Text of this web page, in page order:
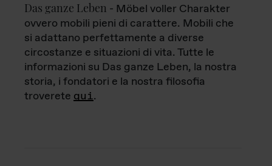
Das ganze Leben - Möbel voller Charakter
ovvero mobili pieni di carattere. Mobili che
si adattano perfettamente a diverse
circostanze e situazioni di vita. Tutte le
informazioni su Das ganze Leben, la nostra
storia, i fondatori e la nostra filosofia
troverete qui.